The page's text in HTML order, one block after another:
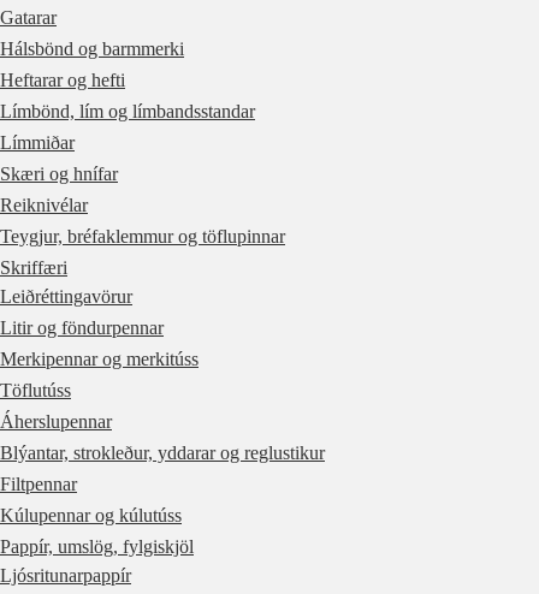
Gatarar
Hálsbönd og barmmerki
Heftarar og hefti
Límbönd, lím og límbandsstandar
Límmiðar
Skæri og hnífar
Reiknivélar
Teygjur, bréfaklemmur og töflupinnar
Skriffæri
Leiðréttingavörur
Litir og föndurpennar
Merkipennar og merkitúss
Töflutúss
Áherslupennar
Blýantar, strokleður, yddarar og reglustikur
Filtpennar
Kúlupennar og kúlutúss
Pappír, umslög, fylgiskjöl
Ljósritunarpappír